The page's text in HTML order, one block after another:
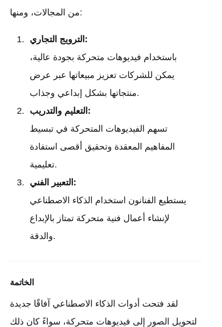
من المجالات، ومنها:
الترويج التجاري:
باستخدام فيديوهات متحركة بجودة عالية،
يمكن للشركات تعزيز مبيعاتها عبر عرض
منتجاتها بشكل إبداعي وجذاب.
التعليم والتدريب:
تسهم الفيديوهات المتحركة في تبسيط
المفاهيم المعقدة وتحقيق أقصى استفادة
تعليمية.
التعبير الفني:
يستطيع الفنانون استخدام الذكاء الاصطناعي
لإنشاء أعمال فنية متحركة تمتاز بالإبداع
والدقة.
الخاتمة
لقد فتحت أدوات الذكاء الاصطناعي آفاقًا جديدة
لتحويل الصور إلى فيديوهات متحركة، سواءً كان ذلك